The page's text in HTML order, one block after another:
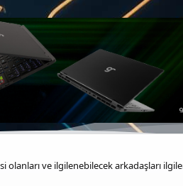
olanları ve ilgilenebilecek arkadaşları